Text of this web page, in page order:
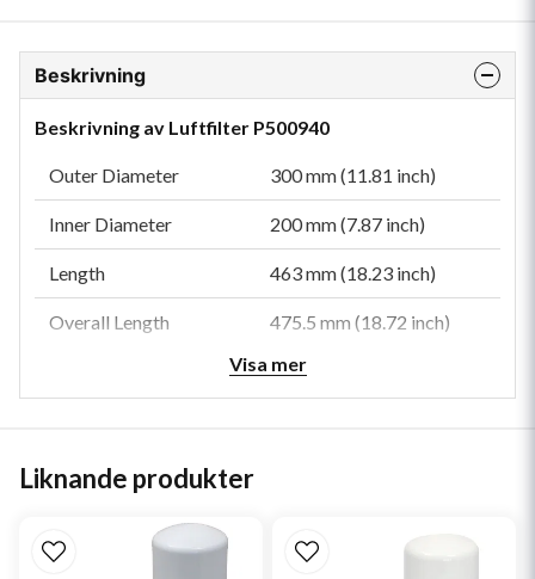
Beskrivning
Beskrivning av Luftfilter P500940
Outer Diameter 300 mm (11.81 inch)
Inner Diameter 200 mm (7.87 inch)
Length 463 mm (18.23 inch)
Overall Length 475.5 mm (18.72 inch)
9.2 mm (0.36 inch)
Efficiency Test Std
Style Round
Visa mer
Liknande produkter